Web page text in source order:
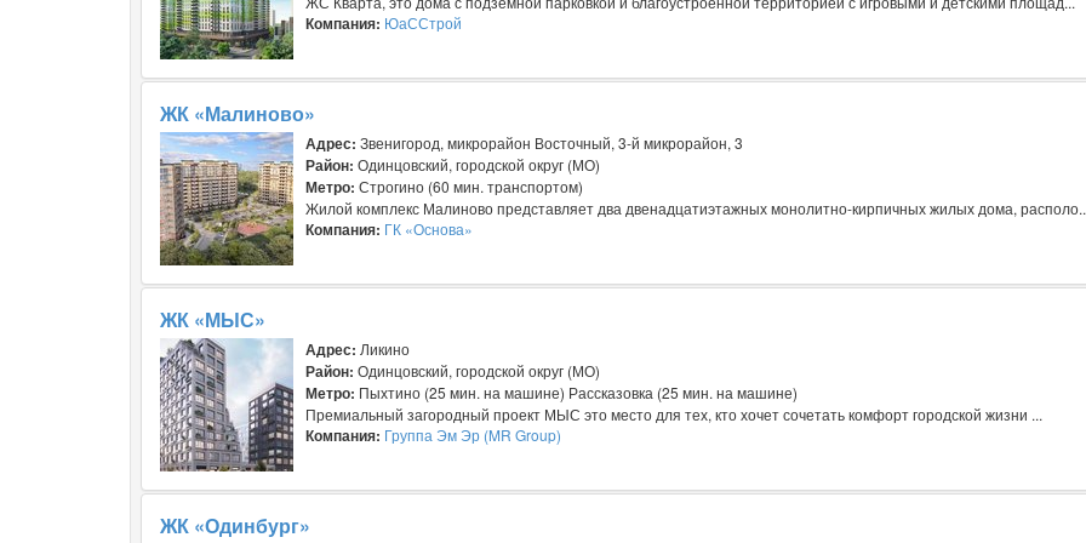
Компания: ЮаССтрой
ЖК «Малиново»
Адрес: Звенигород, микрорайон Восточный, 3-й микрорайон, 3
Район: Одинцовский, городской округ (МО)
Метро: Строгино (60 мин. транспортом)
Жилой комплекс Малиново представляет два двенадцатиэтажных монолитно-кирпичных жилых дома,
Компания: ГК «Основа»
ЖК «МЫС»
Адрес: Ликино
Район: Одинцовский, городской округ (МО)
Метро: Пыхтино (25 мин. на машине) Рассказовка (25 мин. на машине)
Премиальный загородный проект МЫС это место для тех, кто хочет сочетать комфорт городской жизни ...
Компания: Группа Эм Эр (MR Group)
ЖК «Одинбург»